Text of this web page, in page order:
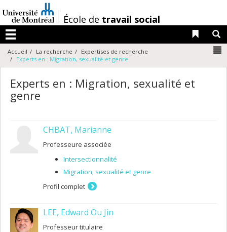
au
contenu
/École de travail social
Menu
Liens
Accueil La recherche
Expertises de recherche
Experts en : Migration, sexualité et genre
Experts en : Migration, sexualité et
genre
CHBAT, Marianne
Professeure associée
Intersectionnalité
Migration, sexualité et genre
Profil complet
LEE, Edward Ou Jin
Professeur titulaire